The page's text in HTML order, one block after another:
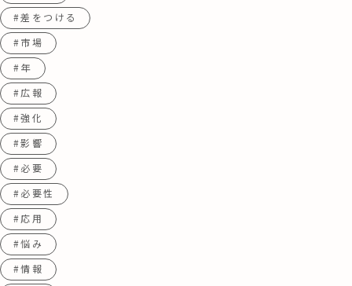
#差をつける
#市場
#年
#広報
#強化
#影響
#必要
#必要性
#応用
#悩み
#情報